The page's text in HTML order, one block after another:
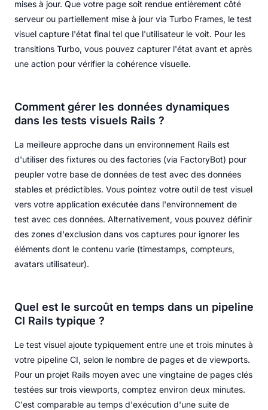
mises à jour. Que votre page soit rendue entièrement côté
serveur ou partiellement mise à jour via Turbo Frames, le test
visuel capture l'état final tel que l'utilisateur le voit. Pour les
transitions Turbo, vous pouvez capturer l'état avant et après
une action pour vérifier la cohérence visuelle.
Comment gérer les données dynamiques
dans les tests visuels Rails ?
La meilleure approche dans un environnement Rails est
d'utiliser des fixtures ou des factories (via FactoryBot) pour
peupler votre base de données de test avec des données
stables et prédictibles. Vous pointez votre outil de test visuel
vers votre application exécutée dans l'environnement de
test avec ces données. Alternativement, vous pouvez définir
des zones d'exclusion dans vos captures pour ignorer les
éléments dont le contenu varie (timestamps, compteurs,
avatars utilisateur).
Quel est le surcoût en temps dans un pipeline
CI Rails typique ?
Le test visuel ajoute typiquement entre une et trois minutes à
votre pipeline CI, selon le nombre de pages et de viewports.
Pour un projet Rails moyen avec une vingtaine de pages clés
testées sur trois viewports, comptez environ deux minutes.
C'est comparable au temps d'exécution d'une suite de